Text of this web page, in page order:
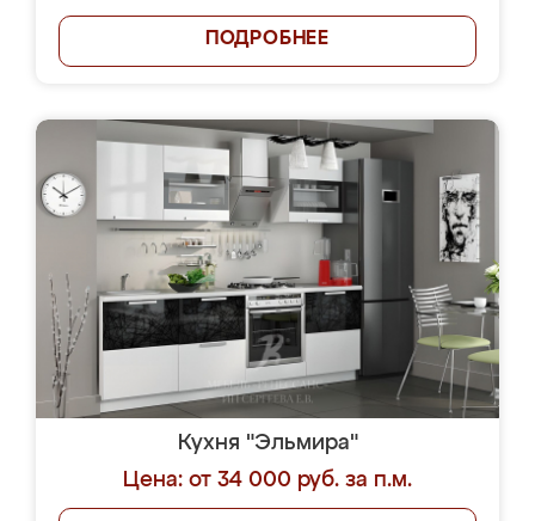
ПОДРОБНЕЕ
Кухня "Эльмира"
Цена: от 34 000 руб. за п.м.